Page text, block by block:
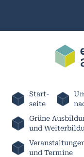
Start-
seite
Grüne
und
und Termine